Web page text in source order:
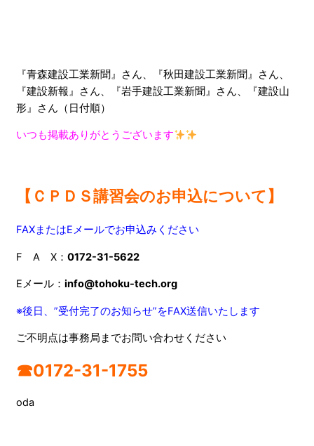
『青森建設工業新聞』さん、『秋田建設工業新聞』さん、
『建設新報』さん、『岩手建設工業新聞』さん、『建設山
形』さん（日付順）
いつも掲載ありがとうございます
【ＣＰＤＳ講習会のお申込について】
FAXまたはEメールでお申込みください
F A X： 0172-31-5622
Eメール： info@tohoku-tech.org
※後日、”受付完了のお知らせ”をFAX送信いたします
ご不明点は事務局までお問い合わせください
☎0172-31-1755
oda